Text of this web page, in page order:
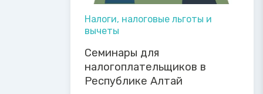
Налоги, налоговые льготы и
вычеты
Семинары для
налогоплательщиков в
Республике Алтай